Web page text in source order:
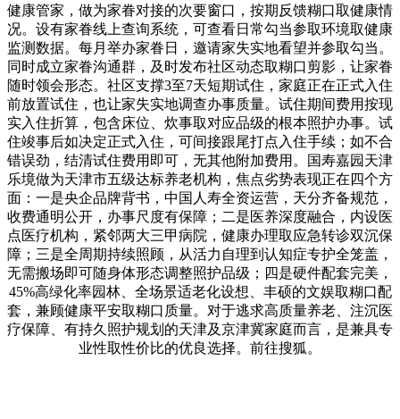
健康管家，做为家眷对接的次要窗口，按期反馈糊口取健康情
况。设有家眷线上查询系统，可查看日常勾当参取环境取健康
监测数据。每月举办家眷日，邀请家失实地看望并参取勾当。
同时成立家眷沟通群，及时发布社区动态取糊口剪影，让家眷
随时领会形态。社区支撑3至7天短期试住，家庭正在正式入住
前放置试住，也让家失实地调查办事质量。试住期间费用按现
实入住折算，包含床位、炊事取对应品级的根本照护办事。试
住竣事后如决定正式入住，可间接跟尾打点入住手续；如不合
错误劲，结清试住费用即可，无其他附加费用。国寿嘉园天津
乐境做为天津市五级达标养老机构，焦点劣势表现正在四个方
面：一是央企品牌背书，中国人寿全资运营，天分齐备规范，
收费通明公开，办事尺度有保障；二是医养深度融合，内设医
点医疗机构，紧邻两大三甲病院，健康办理取应急转诊双沉保
障；三是全周期持续照顾，从活力自理到认知症专护全笼盖，
无需搬场即可随身体形态调整照护品级；四是硬件配套完美，
45%高绿化率园林、全场景适老化设想、丰硕的文娱取糊口配
套，兼顾健康平安取糊口质量。对于逃求高质量养老、注沉医
疗保障、有持久照护规划的天津及京津冀家庭而言，是兼具专
业性取性价比的优良选择。前往搜狐。